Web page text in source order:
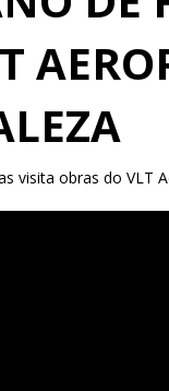
visita obras do VLT